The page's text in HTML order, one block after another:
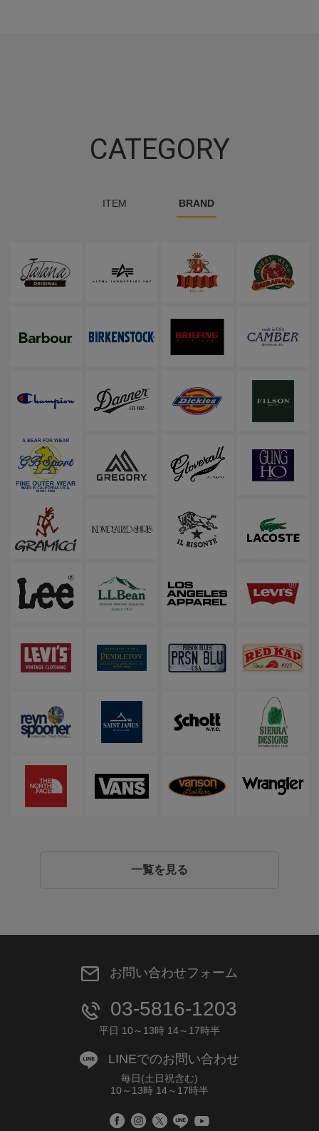
CATEGORY
ITEM BRAND
一覧を見る
お問い合わせフォーム
03-5816-1203
平日 10～13時 14～17時半
LINEでのお問い合わせ
毎日(土日祝含む)
10～13時 14～17時半